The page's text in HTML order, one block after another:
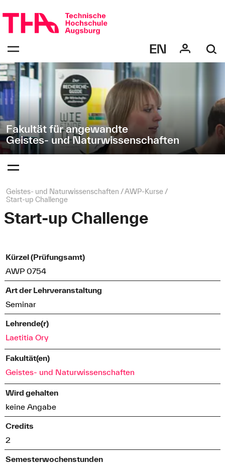
überspringen
zur
Navigation
"Geistes-
und
Naturwissenschaften"
Fakultät für angewandte
Geistes- und Naturwissenschaften
bestätigen
Öffnen
des
Menüs
bestätigen
des
Menüs
Seitenpfad:
Geistes- und Naturwissenschaften
AWP‑Kurse
Start-up Challenge
Start-up Challenge
Kürzel (Prüfungsamt)
AWP 0754
Art der Lehrveranstaltung
Seminar
Lehrende(r)
Laetitia Ory
Fakultät(en)
Geistes- und Naturwissenschaften
Wird gehalten
keine Angabe
Credits
2
Semesterwochenstunden